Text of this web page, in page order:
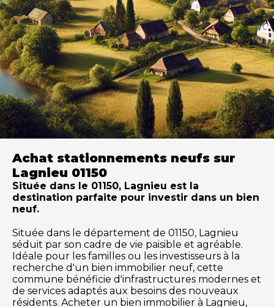
Achat stationnements neufs sur
Lagnieu 01150
Située dans le 01150, Lagnieu est la
destination parfaite pour investir dans un bien
neuf.
Située dans le département de 01150, Lagnieu
séduit par son cadre de vie paisible et agréable.
Idéale pour les familles ou les investisseurs à la
recherche d'un bien immobilier neuf, cette
commune bénéficie d'infrastructures modernes et
de services adaptés aux besoins des nouveaux
résidents. Acheter un bien immobilier à Lagnieu,